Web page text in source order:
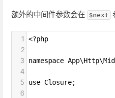
额外的中间件参数会在 $next
1 <?php
2
3
namespace
4
5
use Closure;
6